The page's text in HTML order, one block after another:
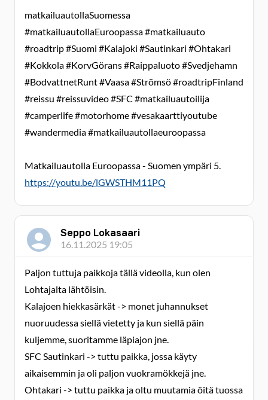
matkailuautollaSuomessa
#matkailuautollaEuroopassa #matkailuauto
#roadtrip #Suomi #Kalajoki #Sautinkari #Ohtakari
#Kokkola #KorvGörans #Raippaluoto #Svedjehamn
#BodvattnetRunt #Vaasa #Strömsö #roadtripFinland
#reissu #reissuvideo #SFC #matkailuautoilija
#camperlife #motorhome #vesakaarttiyoutube
#wandermedia #matkailuautollaeuroopassa
Matkailuautolla Euroopassa - Suomen ympäri 5.
https://youtu.be/lGWSTHM11PQ
Seppo Lokasaari
16.11.2025 19:05
Paljon tuttuja paikkoja tällä videolla, kun olen
Lohtajalta lähtöisin.
Kalajoen hiekkasärkät -> monet juhannukset
nuoruudessa siellä vietetty ja kun siellä päin
kuljemme, suoritamme läpiajon jne.
SFC Sautinkari -> tuttu paikka, jossa käyty
aikaisemmin ja oli paljon vuokramökkejä jne.
Ohtakari -> tuttu paikka ja oltu muutamia öitä tuossa